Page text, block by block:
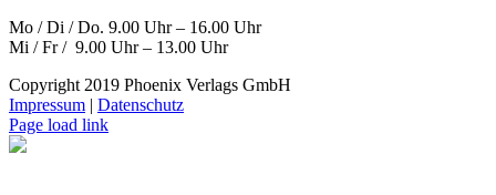
Mo / Di / Do. 9.00 Uhr – 16.00 Uhr
Mi / Fr / 9.00 Uhr – 13.00 Uhr
Copyright 2019 Phoenix Verlags GmbH
Impressum | Datenschutz
Page load link